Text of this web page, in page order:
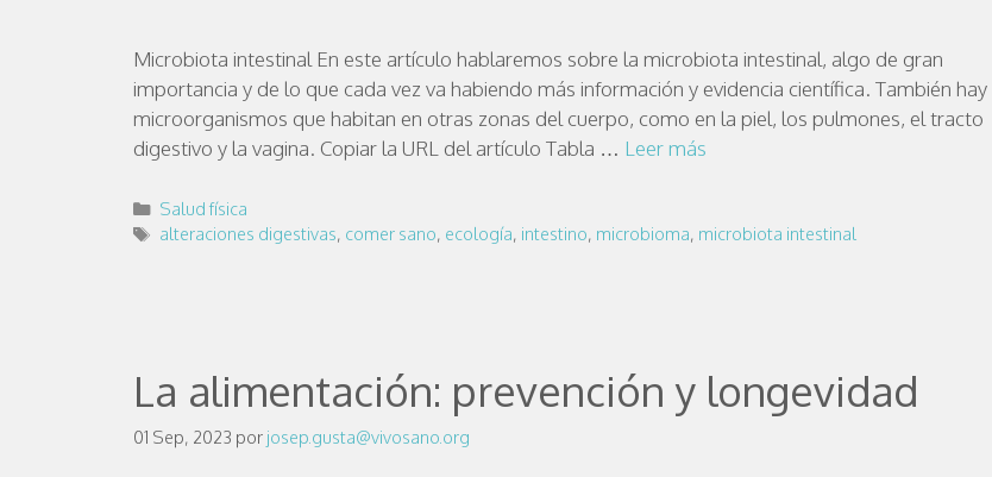
Microbiota intestinal En este artículo hablaremos sobre la microbiota intestinal, algo de gran
importancia y de lo que cada vez va habiendo más información y evidencia científica. También hay
microorganismos que habitan en otras zonas del cuerpo, como en la piel, los pulmones, el tracto
digestivo y la vagina. Copiar la URL del artículo Tabla … Leer más
Salud física
alteraciones digestivas, comer sano, ecología, intestino, microbioma, microbiota intestinal
La alimentación: prevención y longevidad
01 Sep, 2023 por josep.gusta@vivosano.org